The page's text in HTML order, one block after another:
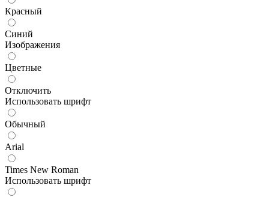
Красный
Синий
Изображения
Цветные
Отключить
Использовать шрифт
Обычный
Arial
Times New Roman
Использовать шрифт